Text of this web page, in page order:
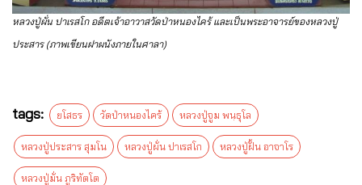
หลวงปู่ผั่น ปาเรสโก อดีตเจ้าอาวาสวัดป่าหนองไคร้ และเป็นพระอาจารย์ของหลวงปู่
ประสาร (ภาพเขียนฝาผนังภายในศาลา)
tags: ยโสธร วัดป่าหนองไคร้ หลวงปู่จูม พนฺธุโล
หลวงปู่ประสาร สุมโน หลวงปู่ผั่น ปาเรสโก หลวงปู่ฝั้น อาจาโร
หลวงปู่มั่น ภูริทัตโต